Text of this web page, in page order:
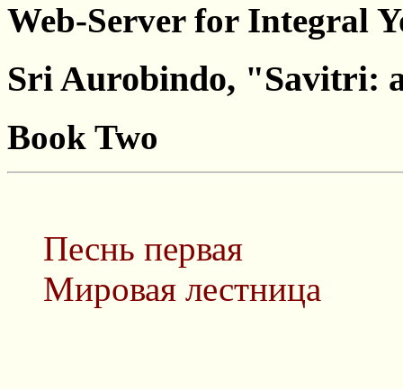
Web-Server for Integral
Sri Aurobindo, "Savitri:
Book Two
Песнь первая
Мировая лестница